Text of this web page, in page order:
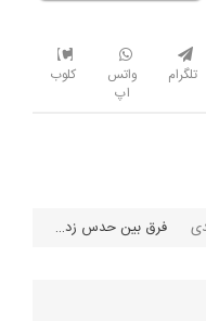
تلگرام
واتس
اپ
کلوب
فرق بین حدس زدن و پیش بینی چیه؟